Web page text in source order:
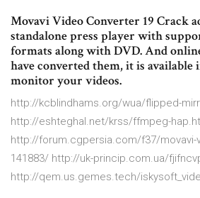
Movavi Video Converter 19 Crack
standalone press player with
formats along with DVD. And
have converted them, it is available
monitor your videos.
http://kcblindhams.org/wua/flipped-
http://eshteghal.net/krss/ffmpeg-
http://forum.cgpersia.com/f37/movavi-
141883/ http://uk-princip.com.ua/
http://qem.us.gemes.tech/